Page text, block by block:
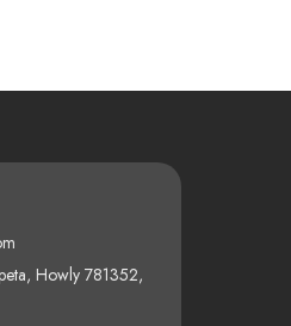
Howly 781352,